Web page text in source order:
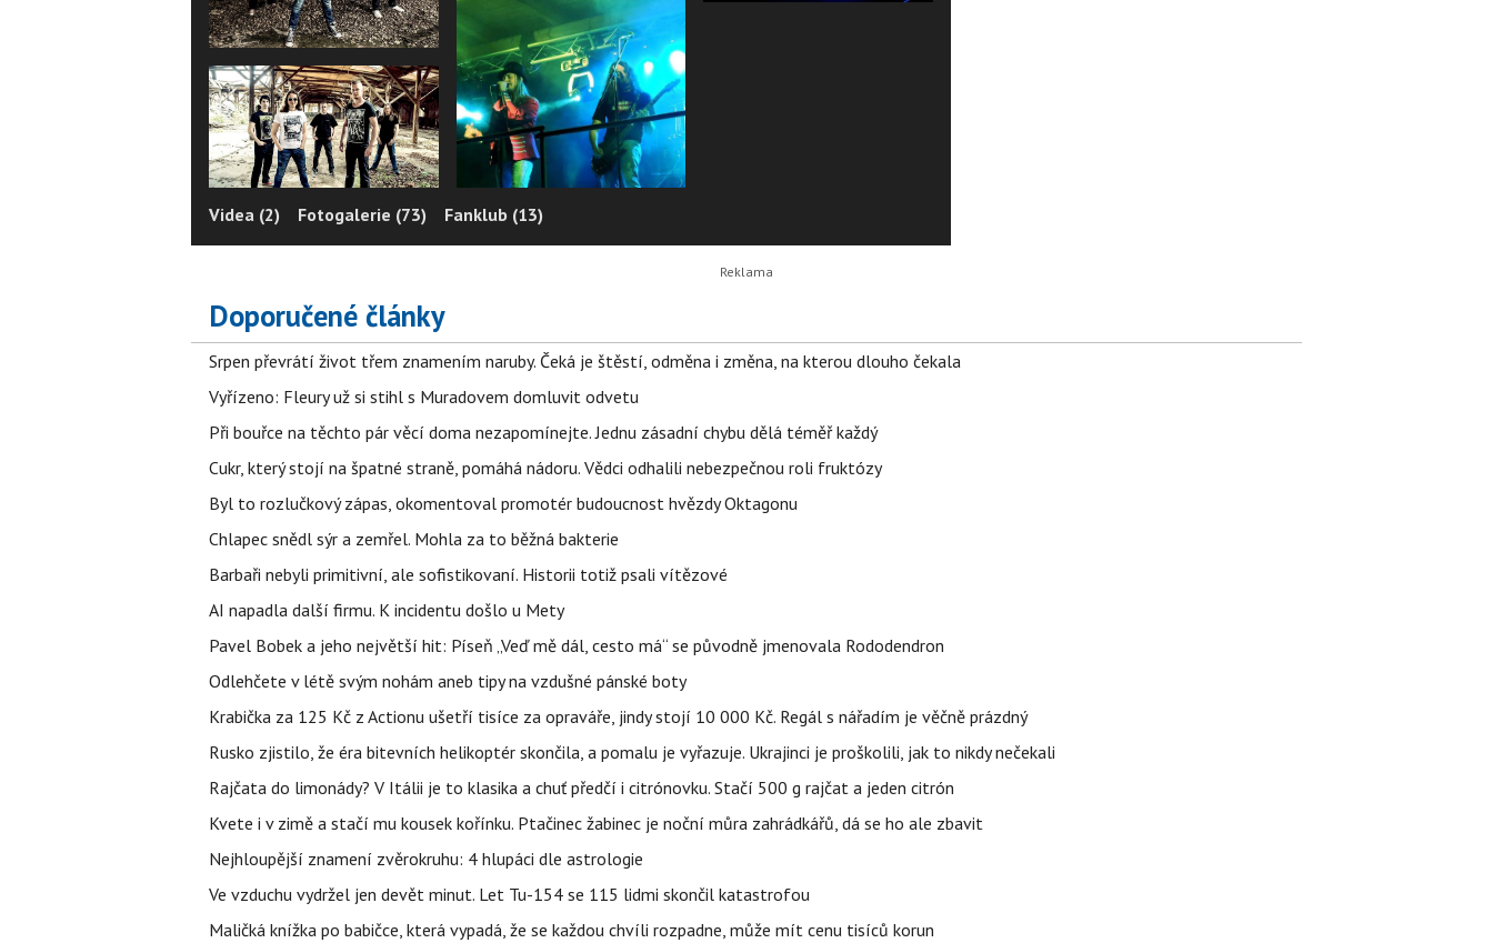
Videa (2) Fotogalerie (73) Fanklub (13)
Doporučené články
Srpen převrátí život třem znamením naruby. Čeká je štěstí, odměna i změna, na kterou dlouho čekala
Vyřízeno: Fleury už si stihl s Muradovem domluvit odvetu
Při bouřce na těchto pár věcí doma nezapomínejte. Jednu zásadní chybu dělá téměř každý
Cukr, který stojí na špatné straně, pomáhá nádoru. Vědci odhalili nebezpečnou roli fruktózy
Byl to rozlučkový zápas, okomentoval promotér budoucnost hvězdy Oktagonu
Chlapec snědl sýr a zemřel. Mohla za to běžná bakterie
Barbaři nebyli primitivní, ale sofistikovaní. Historii totiž psali vítězové
AI napadla další firmu. K incidentu došlo u Mety
Pavel Bobek a jeho největší hit: Píseň „Veď mě dál, cesto má“ se původně jmenovala Rododendron
Odlehčete v létě svým nohám aneb tipy na vzdušné pánské boty
Krabička za 125 Kč z Actionu ušetří tisíce za opraváře, jindy stojí 10 000 Kč. Regál s nářadím je věčně prázdný
Rusko zjistilo, že éra bitevních helikoptér skončila, a pomalu je vyřazuje. Ukrajinci je proškolili, jak to nikdy nečekali
Rajčata do limonády? V Itálii je to klasika a chuť předčí i citrónovku. Stačí 500 g rajčat a jeden citrón
Kvete i v zimě a stačí mu kousek kořínku. Ptačinec žabinec je noční můra zahrádkářů, dá se ho ale zbavit
Nejhloupější znamení zvěrokruhu: 4 hlupáci dle astrologie
Ve vzduchu vydržel jen devět minut. Let Tu-154 se 115 lidmi skončil katastrofou
Maličká knížka po babičce, která vypadá, že se každou chvíli rozpadne, může mít cenu tisíců korun